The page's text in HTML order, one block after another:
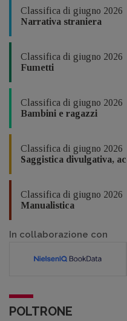
Classifica di giugno 2026
Narrativa straniera
Classifica di giugno 2026
Fumetti
Classifica di giugno 2026
Bambini e ragazzi
Classifica di giugno 2026
Saggistica divulgativa,
Classifica di giugno 2026
Manualistica
In collaborazione con
POLTRONE